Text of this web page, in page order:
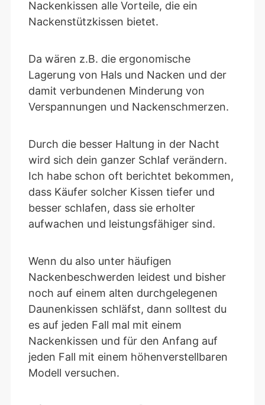
Nackenkissen alle Vorteile, die ein
Nackenstützkissen bietet.
Da wären z.B. die ergonomische
Lagerung von Hals und Nacken und der
damit verbundenen Minderung von
Verspannungen und Nackenschmerzen.
Durch die besser Haltung in der Nacht
wird sich dein ganzer Schlaf verändern.
Ich habe schon oft berichtet bekommen,
dass Käufer solcher Kissen tiefer und
besser schlafen, dass sie erholter
aufwachen und leistungsfähiger sind.
Wenn du also unter häufigen
Nackenbeschwerden leidest und bisher
noch auf einem alten durchgelegenen
Daunenkissen schläfst, dann solltest du
es auf jeden Fall mal mit einem
Nackenkissen und für den Anfang auf
jeden Fall mit einem höhenverstellbaren
Modell versuchen.